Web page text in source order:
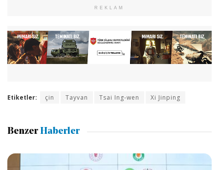
REKLAM
Etiketler: çin Tayvan Tsai Ing-wen Xi Jinping
Benzer Haberler